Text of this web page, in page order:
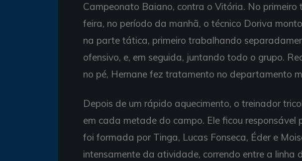
Campeonato Baiano, contra o Vitória. No
feira, no período da manhã, o técnico Doriva
na parte tática, primeiro trabalhando
ofensivo, e, em seguida, juntando todo o grupo.
no pé, Hernane fez tratamento no departamento
Depois de um rápido aquecimento, o treinador
em cada metade do campo. Ele ficou responsável
foi formada por Tinga, Lucas Fonseca, Éder e
intensamente da atividade, correndo entre a linha